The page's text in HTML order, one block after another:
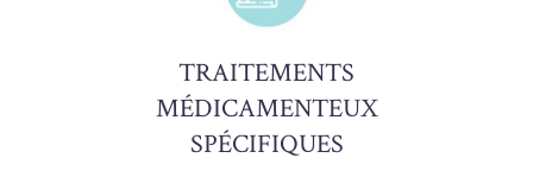
TRAITEMENTS
MÉDICAMENTEUX
SPÉCIFIQUES